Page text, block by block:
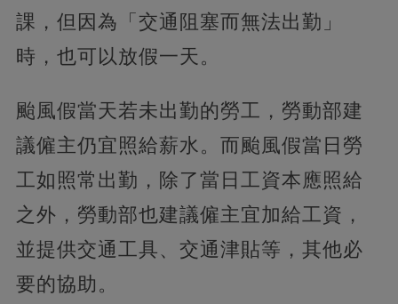
課，但因為「交通阻塞而無法出勤」
時，也可以放假一天。
颱風假當天若未出勤的勞工，勞動部建
議僱主仍宜照給薪水。而颱風假當日勞
工如照常出勤，除了當日工資本應照給
之外，勞動部也建議僱主宜加給工資，
並提供交通工具、交通津貼等，其他必
要的協助。